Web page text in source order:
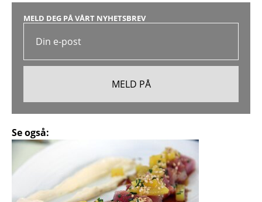
MELD DEG PÅ VÅRT NYHETSBREV
Se også: